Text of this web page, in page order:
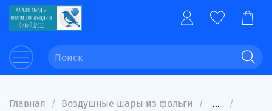
Главная Воздушные шары из фольги
...